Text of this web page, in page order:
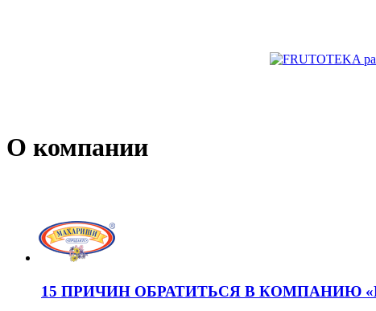
О компании
15 ПРИЧИН ОБРАТИТЬСЯ В КОМПАНИЮ